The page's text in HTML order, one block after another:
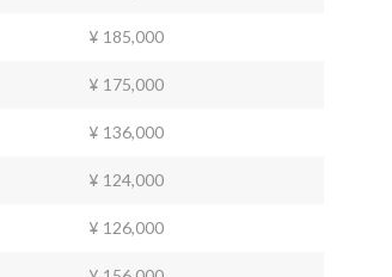
¥ 185,000
¥ 175,000
¥ 136,000
¥ 124,000
¥ 126,000